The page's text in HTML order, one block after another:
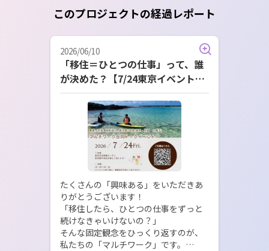
このプロジェクトの経過レポート
2026/06/10
「移住＝ひとつの仕事」って、誰
が決めた？【7/24東京イベント開
催！】
たくさんの「興味ある」をいただきあ
りがとうございます！
「移住したら、ひとつの仕事をずっと
続けなきゃいけないの？」
そんな固定観念をひっくり返すのが、
私たちの「マルチワーク」です。